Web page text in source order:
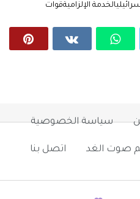
الخدمة الإلزاميةقوات
سياسة الخصوصية
صوت الغد اتصل بنا